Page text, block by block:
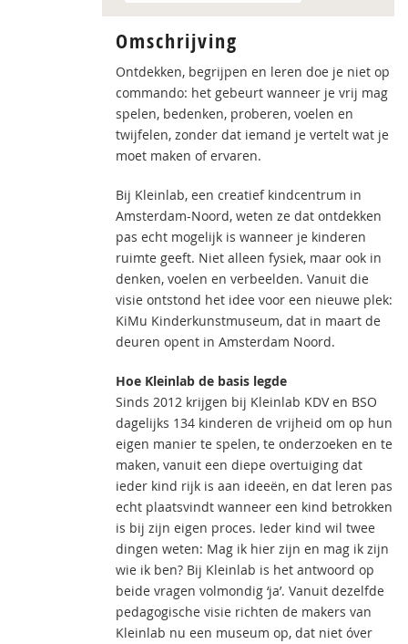
Omschrijving
Ontdekken, begrijpen en leren doe je niet op
commando: het gebeurt wanneer je vrij mag
spelen, bedenken, proberen, voelen en
twijfelen, zonder dat iemand je vertelt wat je
moet maken of ervaren.
Bij Kleinlab, een creatief kindcentrum in
Amsterdam-Noord, weten ze dat ontdekken
pas echt mogelijk is wanneer je kinderen
ruimte geeft. Niet alleen fysiek, maar ook in
denken, voelen en verbeelden. Vanuit die
visie ontstond het idee voor een nieuwe plek:
KiMu Kinderkunstmuseum, dat in maart de
deuren opent in Amsterdam Noord.
Hoe Kleinlab de basis legde
Sinds 2012 krijgen bij Kleinlab KDV en BSO
dagelijks 134 kinderen de vrijheid om op hun
eigen manier te spelen, te onderzoeken en te
maken, vanuit een diepe overtuiging dat
ieder kind rijk is aan ideeën, en dat leren pas
echt plaatsvindt wanneer een kind betrokken
is bij zijn eigen proces. Ieder kind wil twee
dingen weten: Mag ik hier zijn en mag ik zijn
wie ik ben? Bij Kleinlab is het antwoord op
beide vragen volmondig ‘ja’. Vanuit dezelfde
pedagogische visie richten de makers van
Kleinlab nu een museum op, dat niet óver